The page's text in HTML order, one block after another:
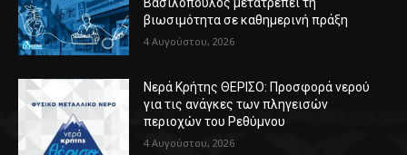
βιωσιμότητα σε καθημερινή πράξη
4 Αυγούστου, 2026
Νερά Κρήτης ΘΕΡΙΣΟ: Προσφορά νερού
για τις ανάγκες των πληγεισών
περιοχών του Ρεθύμνου
4 Αυγούστου, 2026